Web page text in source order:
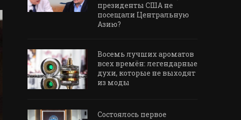
президенты США не
посещали Центральную
Азию?
Восемь лучших ароматов
всех времён: легендарные
духи, которые не выходят
из моды
Состоялось первое